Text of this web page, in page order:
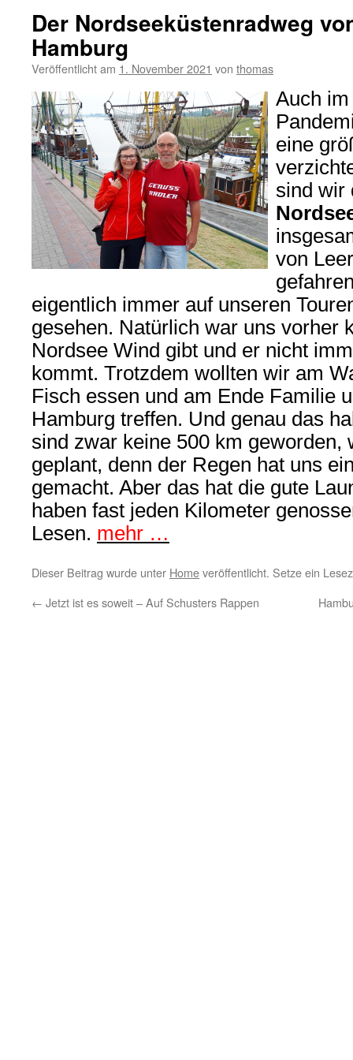
Der Nordseeküstenradweg
Hamburg
Veröffentlicht am 1. November 2021 von thomas
Auch
eine
sind wir
von
eigentlich immer auf unseren
gesehen. Natürlich war uns vorher
Nordsee Wind gibt und er nicht
kommt. Trotzdem wollten wir am
Fisch essen und am Ende Familie
Hamburg treffen. Und genau das
sind zwar keine 500 km geworden,
geplant, denn der Regen hat uns
gemacht. Aber das hat die gute
haben fast jeden Kilometer
Lesen. mehr …
Dieser Beitrag wurde unter Homeveröffentlicht. Setze ein
← Jetzt ist es soweit – Auf Schusters Rappen